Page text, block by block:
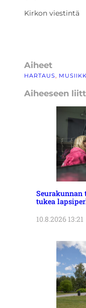
Kirkon viestintä
Aiheet
HARTAUS,
Aiheeseen
tukea
10.8.2026 13:21